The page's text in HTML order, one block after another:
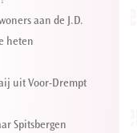
aan de J.D.
heten
uit Voor-Drempt
Spitsbergen